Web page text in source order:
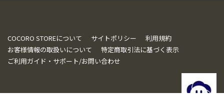
COCORO STOREについて サイトポリシー
利用規約
お客様情報の取扱いについて
特定商取引法に基づく表示
ご利用ガイド・サポート/お問い合わせ